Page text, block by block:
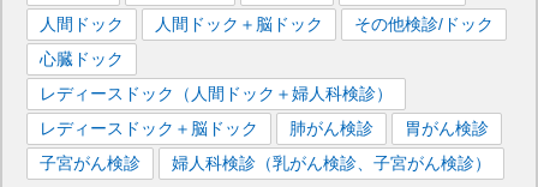
人間ドック
人間ドック＋脳ドック
その他検診/ドック
心臓ドック
レディースドック（人間ドック＋婦人科検診）
レディースドック＋脳ドック
肺がん検診
胃がん検診
子宮がん検診
婦人科検診（乳がん検診、子宮がん検診）